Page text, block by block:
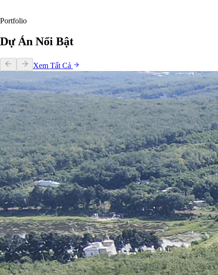
Portfolio
Dự Án Nổi Bật
Xem Tất Cả